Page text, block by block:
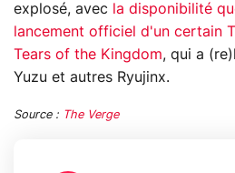
explosé, avec
la disponibilité
lancement officiel d'un certain
Tears of the Kingdom, qui a
Yuzu et autres Ryujinx.
Source : The Verge